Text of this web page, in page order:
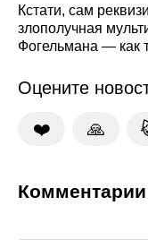
Кстати, сам
злополучная
Фогельмана — как
Оцените
❤️ 🙏
Комментарии